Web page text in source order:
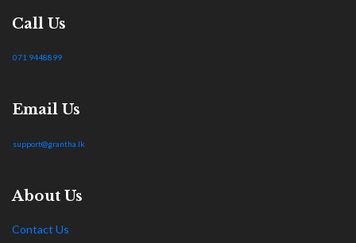
Call Us
071 9448899
Email Us
support@grantha.lk
About Us
Contact Us